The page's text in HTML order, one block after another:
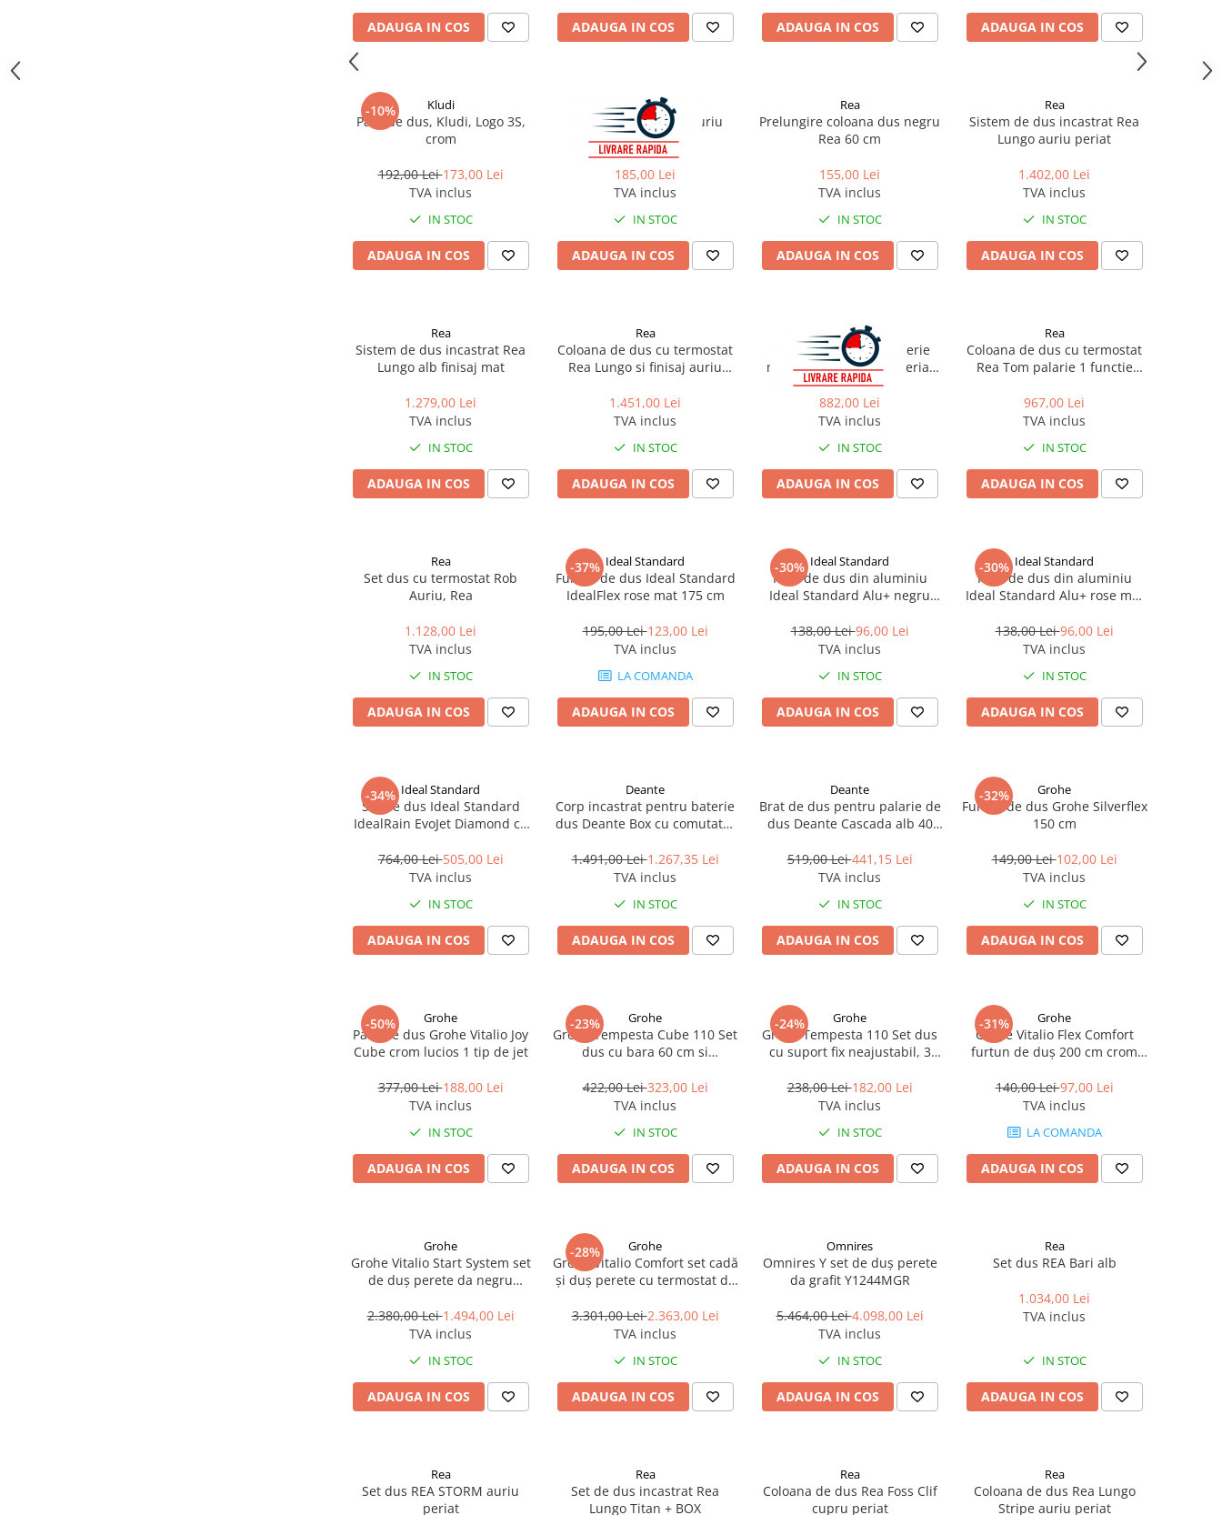
Usi culisante
ADAUGA IN COS ADAUGA IN COS ADAUGA IN COS ADAUGA IN COS
-10% Kludi
Para de dus, Kludi, Logo 3S,
crom
192,00 Lei173,00 Lei
TVA inclus
IN STOC
ADAUGA IN COS
Rea
Suport para Dus 01 Auriu
Periat 70cm, Rea
185,00 Lei
TVA inclus
IN STOC
ADAUGA IN COS
Rea
Prelungire coloana dus negru
Rea 60 cm
155,00 Lei
TVA inclus
IN STOC
ADAUGA IN COS
Rea
Sistem de dus incastrat Rea
Lungo auriu periat
1.402,00 Lei
TVA inclus
IN STOC
ADAUGA IN COS
Rea
Sistem de dus incastrat Rea
Lungo alb finisaj mat
1.279,00 Lei
TVA inclus
IN STOC
ADAUGA IN COS
Rea
Coloana de dus cu termostat
Rea Lungo si finisaj auriu
1.451,00 Lei
TVA inclus
IN STOC
ADAUGA IN COS
Rea
Coloana de dus cu baterie
monocomanda auriu periat
Rea Bravo
882,00 Lei
TVA inclus
IN STOC
ADAUGA IN COS
Rea
Coloana de dus cu termostat
Rea Tom palarie 1 functie
967,00 Lei
TVA inclus
IN STOC
ADAUGA IN COS
Rea
Set dus cu termostat Rob
Auriu, Rea
1.128,00 Lei
TVA inclus
IN STOC
ADAUGA IN COS
-37% Ideal Standard
Furtun de dus Ideal Standard
IdealFlex rose mat 175 cm
195,00 Lei123,00 Lei
TVA inclus
LA COMANDA
ADAUGA IN COS
-30% Ideal Standard
Para de dus din aluminiu
Ideal Standard Alu+ negru
138,00 Lei96,00 Lei
TVA inclus
IN STOC
ADAUGA IN COS
-30% Ideal Standard
Para de dus din aluminiu
Ideal Standard Alu+ rose mat
138,00 Lei96,00 Lei
TVA inclus
IN STOC
ADAUGA IN COS
-34% Ideal Standard
Set de dus Ideal Standard
IdealRain EvoJet Diamond cu
mm
764,00 Lei505,00 Lei
TVA inclus
IN STOC
ADAUGA IN COS
Deante
Corp incastrat pentru baterie
dus Deante Box cu comutator
1.491,00 Lei1.267,35 Lei
TVA inclus
IN STOC
ADAUGA IN COS
Deante
Brat de dus pentru palarie de
dus Deante Cascada alb 40
519,00 Lei441,15 Lei
TVA inclus
IN STOC
ADAUGA IN COS
-32% Grohe
Furtun de dus Grohe Silverflex
150 cm
149,00 Lei102,00 Lei
TVA inclus
IN STOC
ADAUGA IN COS
-50% Grohe
Para de dus Grohe Vitalio Joy
Cube crom lucios 1 tip de jet
377,00 Lei188,00 Lei
TVA inclus
IN STOC
ADAUGA IN COS
-23% Grohe
Grohe Tempesta Cube 110 Set
dus cu bara 60 cm si
422,00 Lei323,00 Lei
TVA inclus
IN STOC
ADAUGA IN COS
-24% Grohe
Grohe Tempesta 110 Set dus
cu suport fix neajustabil, 3
238,00 Lei182,00 Lei
TVA inclus
IN STOC
ADAUGA IN COS
-31% Grohe
Grohe Vitalio Flex Comfort
furtun de duș 200 cm crom
140,00 Lei97,00 Lei
TVA inclus
LA COMANDA
ADAUGA IN COS
Grohe
Grohe Vitalio Start System set
de duș perete da negru
2.380,00 Lei1.494,00 Lei
TVA inclus
IN STOC
ADAUGA IN COS
-28% Grohe
Grohe Vitalio Comfort set cadă
și duș perete cu termostat da
3.301,00 Lei2.363,00 Lei
TVA inclus
IN STOC
ADAUGA IN COS
Omnires
Omnires Y set de duș perete
da grafit Y1244MGR
5.464,00 Lei4.098,00 Lei
TVA inclus
IN STOC
ADAUGA IN COS
Rea
Set dus REA Bari alb
1.034,00 Lei
TVA inclus
IN STOC
ADAUGA IN COS
Rea
Set dus REA STORM auriu
periat
Rea
Set de dus incastrat Rea
Lungo Titan + BOX
Rea
Coloana de dus Rea Foss Clif
cupru periat
Rea
Coloana de dus Rea Lungo
Stripe auriu periat